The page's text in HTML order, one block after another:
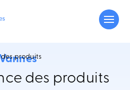
produits
des produits